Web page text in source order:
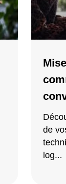
de
log...